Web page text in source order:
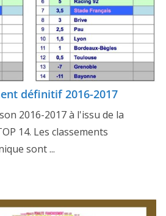
définitif 2016-2017
2016-2017 à l'issu de la
14. Les classements
sont ...